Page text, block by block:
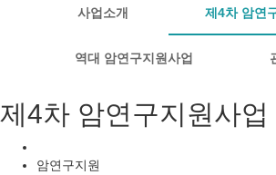
사업소개 제4차 암연
역대 암연구지원사업
제4차 암연구지원사업
암연구지원